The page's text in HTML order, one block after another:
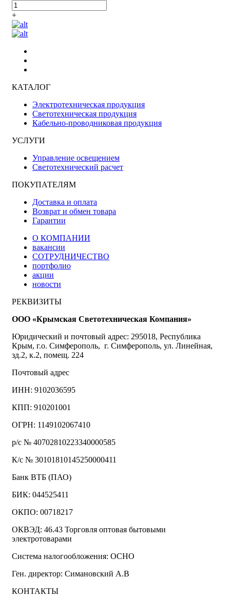
+
КАТАЛОГ
Электротехническая продукция
Светотехническая продукция
Кабельно-проводниковая продукция
УСЛУГИ
Управление освещением
Светотехнический расчет
ПОКУПАТЕЛЯМ
Доставка и оплата
Возврат и обмен товара
Гарантии
О КОМПАНИИ
вакансии
СОТРУДНИЧЕСТВО
портфолио
акции
новости
РЕКВИЗИТЫ
ООО «Крымская Светотехническая Компания»
Юридический и почтовый адрес: 295018, Республика
Крым, г.о. Симферополь, г. Симферополь, ул. Линейная,
зд.2, к.2, помещ. 224
Почтовый адрес
ИНН: 9102036595
КПП: 910201001
ОГРН: 1149102067410
р/с № 40702810223340000585
К/с № 30101810145250000411
Банк ВТБ (ПАО)
БИК: 044525411
ОКПО: 00718217
ОКВЭД: 46.43 Торговля оптовая бытовыми
электротоварами
Система налогообложения: ОСНО
Ген. директор: Симановский А.В
КОНТАКТЫ